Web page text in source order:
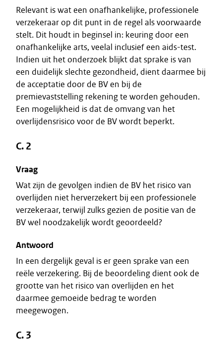
Relevant is wat een onafhankelijke, professionele
verzekeraar op dit punt in de regel als voorwaarde
stelt. Dit houdt in beginsel in: keuring door een
onafhankelijke arts, veelal inclusief een aids-test.
Indien uit het onderzoek blijkt dat sprake is van
een duidelijk slechte gezondheid, dient daarmee bij
de acceptatie door de BV en bij de
premievaststelling rekening te worden gehouden.
Een mogelijkheid is dat de omvang van het
overlijdensrisico voor de BV wordt beperkt.
C. 2
Vraag
Wat zijn de gevolgen indien de BV het risico van
overlijden niet herverzekert bij een professionele
verzekeraar, terwijl zulks gezien de positie van de
BV wel noodzakelijk wordt geoordeeld?
Antwoord
In een dergelijk geval is er geen sprake van een
reële verzekering. Bij de beoordeling dient ook de
grootte van het risico van overlijden en het
daarmee gemoeide bedrag te worden
meegewogen.
C. 3